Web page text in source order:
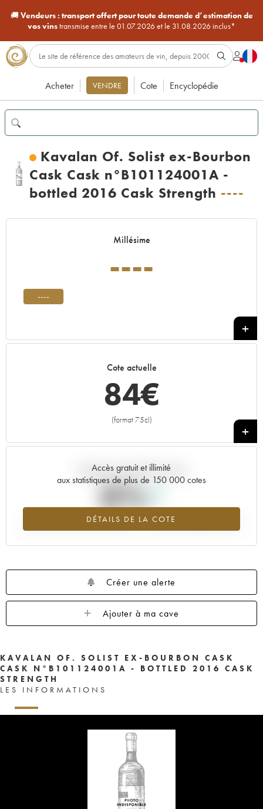
🚚Vendeurs : transport offert pour toute demande d’estimation de
vos vinstransmise entre le 01.07.2026 et le 31.08.2026 inclus*
Acheter VENDRE Cote Encyclopédie
Kavalan Of. Solist ex-Bourbon
Cask Cask n°B101124001A -
bottled 2016 Cask Strength ----
Millésime
----
----
Cote actuelle
84€
(format 75cl)
+
Accès gratuit et illimité
aux statistiques de plus de 150 000 cotes
DÉTAILS DE LA COTE
Tendance actuelle de la cote
0%
Tendance à la hausse du millésime ---- en 2026 par rapport à 2025
Créer une alerte
Ajouter à ma cave
KAVALAN OF. SOLIST EX-BOURBON CASK
CASK N°B101124001A - BOTTLED 2016 CASK
STRENGTH
LES INFORMATIONS